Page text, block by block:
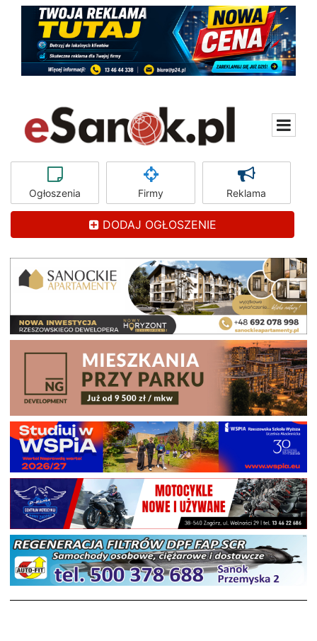
Ogłoszenia Firmy Reklama
DODAJ OGŁOSZENIE